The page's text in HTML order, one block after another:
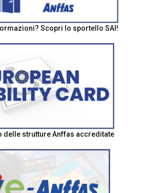
Scopri lo sportello SAI!
delle strutture Anffas accreditate